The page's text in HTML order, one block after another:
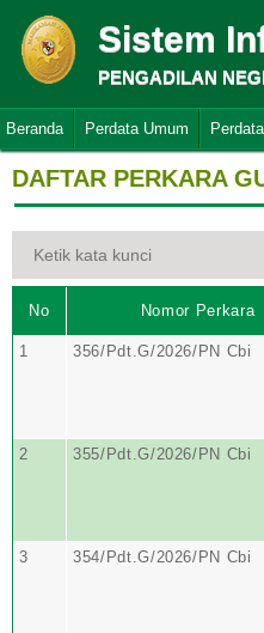
Sistem
PENGADILAN
Beranda Perdata Umum
DAFTAR PERKARA
No Nomor Perkara
1 356/Pdt.G/2026/PN Cbi
2 355/Pdt.G/2026/PN Cbi
3 354/Pdt.G/2026/PN Cbi